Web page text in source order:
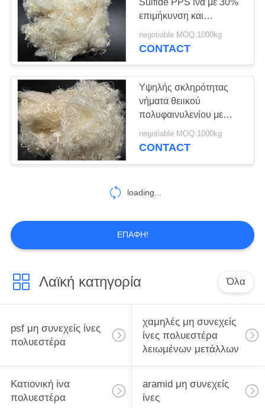
Sulfide PPS ίνα με 30%
επιμήκυνση και
εξαιρετική ανθεκτικότητα
στη φλόγα
negotiable MOQ:1000kg
CONTACT
Υψηλής σκληρότητας
νήματα θειικού
πολυφαινυλενίου με
εξαιρετική αντοχή στις
καιρικές συνθήκες
negotiable MOQ:1000kg
CONTACT
loading...
ΕΠΑΦΉ!
Λαϊκή κατηγορία Όλα
psf μη συνεχείς ίνες
πολυεστέρα
χαμηλές μη συνεχείς
ίνες πολυεστέρα
λειωμένων μετάλλων
Κατιονική ίνα
πολυεστέρα
aramid μη συνεχείς
ίνες